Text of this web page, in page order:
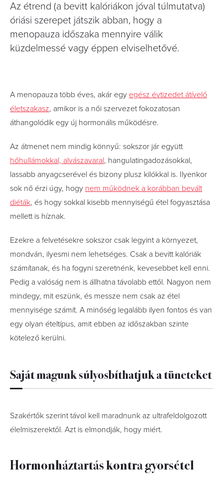
Az étrend (a bevitt kalóriákon jóval túlmutatva)
óriási szerepet játszik abban, hogy a
menopauza időszaka mennyire válik
küzdelmessé vagy éppen elviselhetővé.
A menopauza több éves, akár egy egész évtizedet átívelő
életszakasz, amikor is a női szervezet fokozatosan
áthangolódik egy új hormonális működésre.
Az átmenet nem mindig könnyű: sokszor jár együtt
hőhullámokkal, alvászavaral, hangulatingadozásokkal,
lassabb anyagcserével és bizony plusz kilókkal is. Ilyenkor
sok nő érzi úgy, hogy nem működnek a korábban bevált
diéták, és hogy sokkal kisebb mennyiségű étel fogyasztása
mellett is híznak.
Ezekre a felvetésekre sokszor csak legyint a környezet,
mondván, ilyesmi nem lehetséges. Csak a bevitt kalóriák
számítanak, és ha fogyni szeretnénk, kevesebbet kell enni.
Pedig a valóság nem is állhatna távolabb ettől. Nagyon nem
mindegy, mit eszünk, és messze nem csak az étel
mennyisége számít. A minőség legalább ilyen fontos és van
egy olyan ételtípus, amit ebben az időszakban szinte
kötelező kerülni.
Saját magunk súlyosbíthatjuk a tüneteket
Szakértők szerint távol kell maradnunk az ultrafeldolgozott
élelmiszerektől. Azt is elmondják, hogy miért.
Hormonháztartás kontra gyorsétel